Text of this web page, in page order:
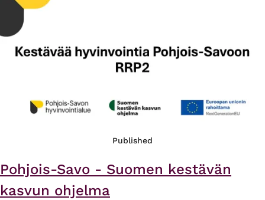
Published
Pohjois-Savo - Suomen kestävän
kasvun ohjelma